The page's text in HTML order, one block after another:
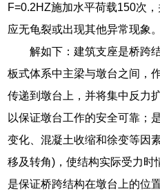
F=0.2HZ施加水平荷载150次
应无龟裂或出现其他异常现象。
解如下：建筑支座是桥跨
板式体系中主梁与墩台之间，
传递到墩台上，并将集中反力
以保证墩台工作的安全可靠；
变化、混凝土收缩和徐变等因
移及转角)，使结构实际受力时
是保证桥跨结构在墩台上的位